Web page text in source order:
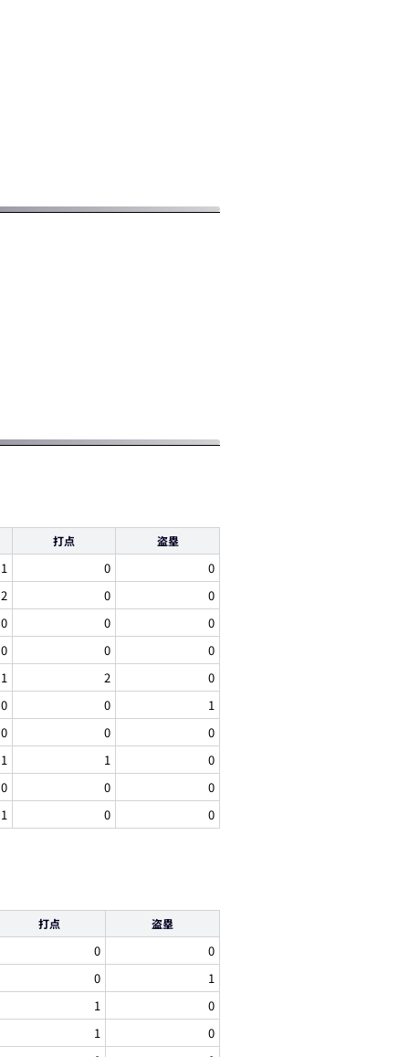
打点 盗塁
1 0
0
2 0
0
0 0
0
0 0
0
1 2
0
0 0
1
0 0
0
1 1
0
0 0
0
1 0 0
打点 盗塁
0
0
0
1
1
0
1
0